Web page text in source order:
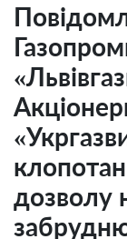
дозволу